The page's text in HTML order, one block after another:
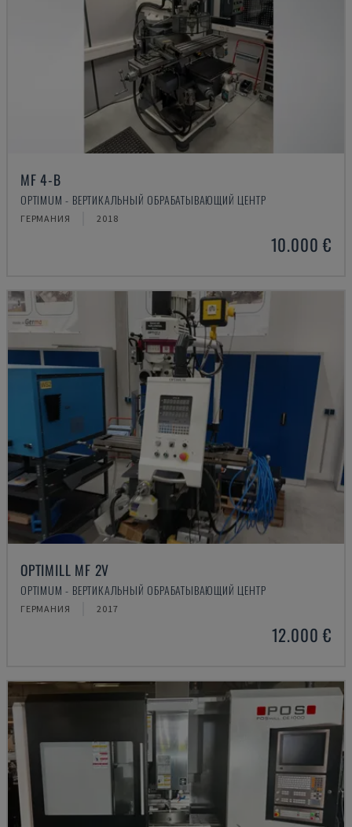
MF 4-B
OPTIMUM - ВЕРТИКАЛЬНЫЙ ОБРАБАТЫВАЮЩИЙ ЦЕНТР
ГЕРМАНИЯ 2018
10.000 €
OPTIMILL MF 2V
OPTIMUM - ВЕРТИКАЛЬНЫЙ ОБРАБАТЫВАЮЩИЙ ЦЕНТР
ГЕРМАНИЯ 2017
12.000 €